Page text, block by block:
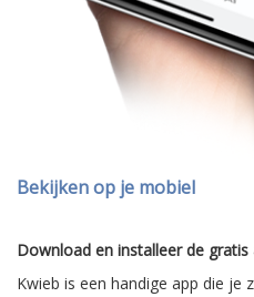
Bekijken op je mobiel
Download en installeer de gratis
Kwieb is een handige app die